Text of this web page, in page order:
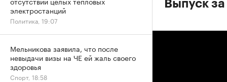
Выпуск
электростанций
Политика, 19:07
Мельникова заявила, что после
невыдачи визы на ЧЕ ей жаль своего
здоровья
Спорт, 18:58